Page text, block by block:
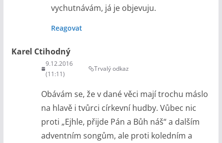
vychutnávám, já je objevuju.
Reagovat
Karel Ctihodný
9.12.2016
(11:11)
Trvalý odkaz
Obávám se, že v dané věci mají trochu máslo
na hlavě i tvůrci církevní hudby. Vůbec nic
proti „Ejhle, přijde Pán a Bůh náš“ a dalším
adventním songům, ale proti koledním a